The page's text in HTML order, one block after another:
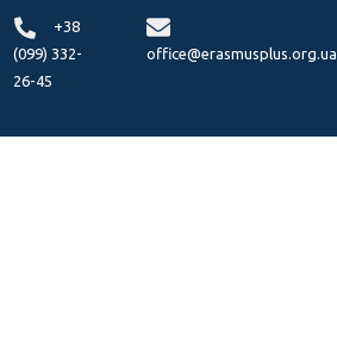
+38
(099) 332-
26-45
office@erasmusplus.org.ua